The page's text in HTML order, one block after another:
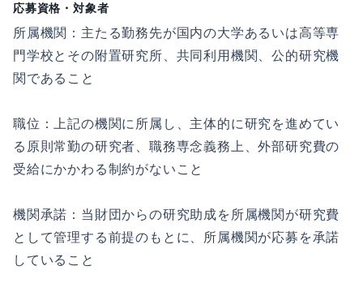
応募資格・対象者
所属機関：主たる勤務先が国内の大学あるいは高等専
門学校とその附置研究所、共同利用機関、公的研究機
関であること
職位：上記の機関に所属し、主体的に研究を進めてい
る原則常勤の研究者、職務専念義務上、外部研究費の
受給にかかわる制約がないこと
機関承諾：当財団からの研究助成を所属機関が研究費
として管理する前提のもとに、所属機関が応募を承諾
していること